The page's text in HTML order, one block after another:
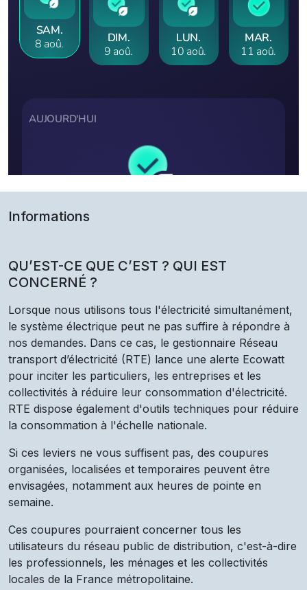
Informations
QU’EST-CE QUE C’EST ? QUI EST
CONCERNÉ ?
Lorsque nous utilisons tous l'électricité simultanément,
le système électrique peut ne pas suffire à répondre à
nos demandes. Dans ce cas, le gestionnaire Réseau
transport d’électricité (RTE) lance une alerte Ecowatt
pour inciter les particuliers, les entreprises et les
collectivités à réduire leur consommation d'électricité.
RTE dispose également d'outils techniques pour réduire
la consommation à l'échelle nationale.
Si ces leviers ne vous suffisent pas, des coupures
organisées, localisées et temporaires peuvent être
envisagées, notamment aux heures de pointe en
semaine.
Ces coupures pourraient concerner tous les
utilisateurs du réseau public de distribution, c'est-à-dire
les professionnels, les ménages et les collectivités
locales de la France métropolitaine.